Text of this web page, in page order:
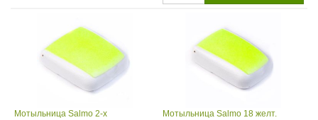
Мотыльница Salmo 2-х
Мотыльница Salmo 18 желт.